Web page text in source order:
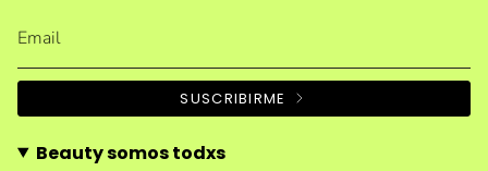
SUSCRIBIRME
Beauty somos todxs